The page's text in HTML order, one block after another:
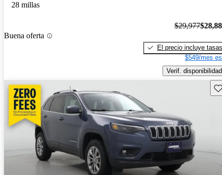
28 millas
Buena oferta
$29,977
El precio incluye tasas
$549/mes
Verif. disponibilidad